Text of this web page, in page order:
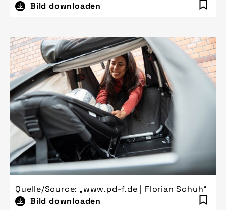
Bild downloaden
Quelle/Source: „www.pd-f.de | Florian Schuh“
Bild downloaden